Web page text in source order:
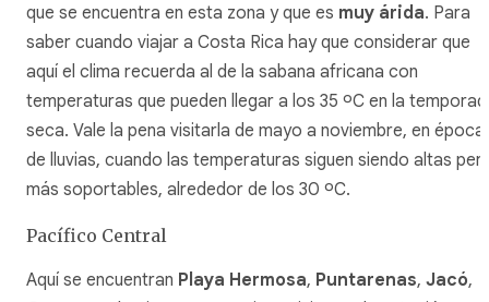
que se encuentra en esta zona y que es muy árida. Para
saber cuando viajar a Costa Rica hay que considerar que
aquí el clima recuerda al de la sabana africana con
temperaturas que pueden llegar a los 35 ºC en la
seca. Vale la pena visitarla de mayo a noviembre, en época
de lluvias, cuando las temperaturas siguen siendo altas
más soportables, alrededor de los 30 ºC.
Pacífico Central
Aquí se encuentran Playa Hermosa, Puntarenas, Jacó,